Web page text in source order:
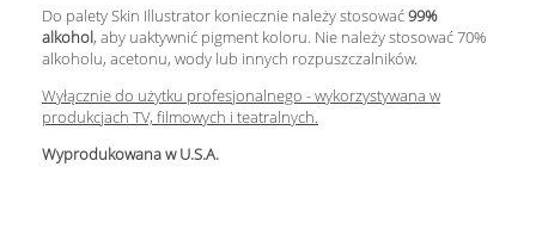
Do palety Skin Illustrator koniecznie należy stosować99%
alkohol, aby uaktywnić pigment koloru. Nie należy stosować 70%
alkoholu, acetonu, wody lub innych rozpuszczalników.
Wyłącznie do użytku profesjonalnego - wykorzystywana w
produkcjach TV, filmowych i teatralnych.
Wyprodukowana w U.S.A.